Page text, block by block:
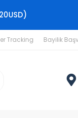
Tracking Bayilik